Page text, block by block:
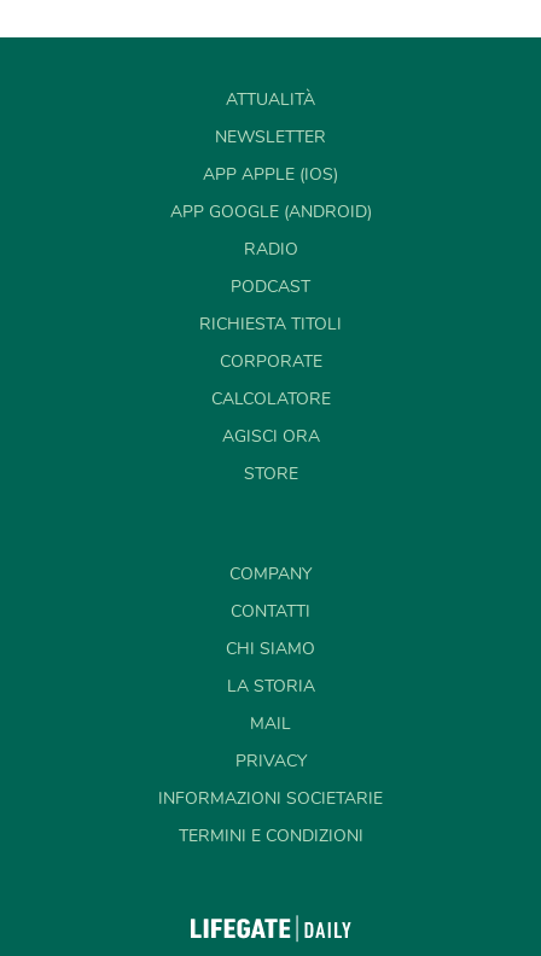
ATTUALITÀ
NEWSLETTER
APP APPLE (IOS)
APP GOOGLE (ANDROID)
RADIO
PODCAST
RICHIESTA TITOLI
CORPORATE
CALCOLATORE
AGISCI ORA
STORE
COMPANY
CONTATTI
CHI SIAMO
LA STORIA
MAIL
PRIVACY
INFORMAZIONI SOCIETARIE
TERMINI E CONDIZIONI